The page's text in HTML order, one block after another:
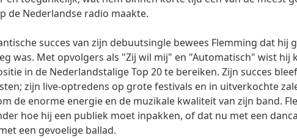
de Nederlandse radio maakte.
succes van zijn debuutsingle bewees Flemming dat hij
was. Met opvolgers als "Zij wil mij" en "Automatisch" wist hij
in de Nederlandstalige Top 20 te bereiken. Zijn succes
zijn live-optredens op grote festivals en in uitverkochte
de enorme energie en de muzikale kwaliteit van zijn band.
hoe hij een publiek moet inpakken, of dat nu met een
een gevoelige ballad.